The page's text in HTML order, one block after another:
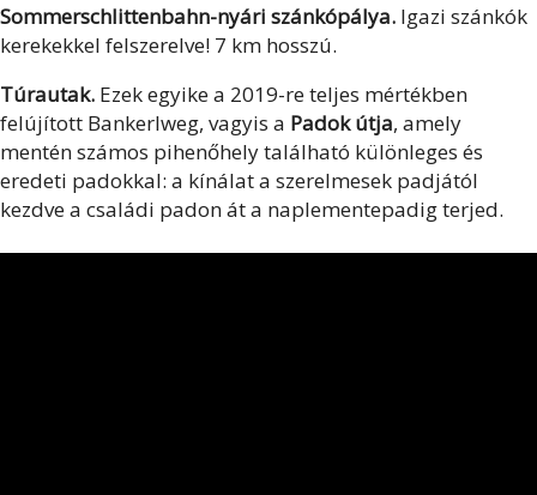
Sommerschlittenbahn-nyári szánkópálya. Igazi szánkók
kerekekkel felszerelve! 7 km hosszú.
Túrautak. Ezek egyike a 2019-re teljes mértékben
felújított Bankerlweg, vagyis a Padok útja, amely
mentén számos pihenőhely található különleges és
eredeti padokkal: a kínálat a szerelmesek padjától
kezdve a családi padon át a naplementepadig terjed.